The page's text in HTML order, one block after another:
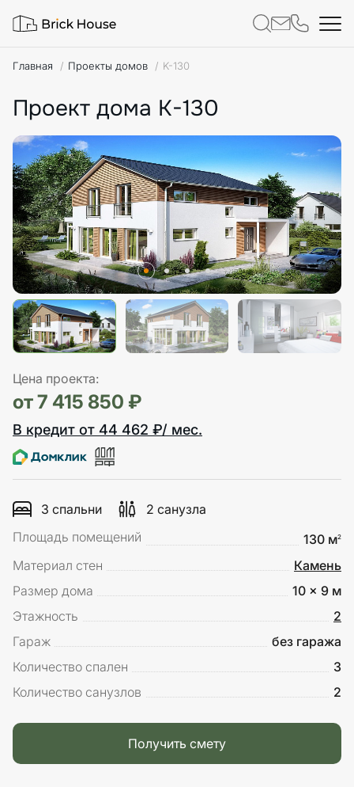
Главная Проекты домов K-130
Проект дома K-130
Цена проекта:
от 7 415 850 ₽
В кредит от 44 462 ₽/ мес.
3 спальни
2 санузла
Площадь помещений
130 м2
Материал стен
Камень
Размер дома
10 x 9 м
Этажность
2
Гараж
без гаража
Количество спален
3
Количество санузлов
2
Получить смету